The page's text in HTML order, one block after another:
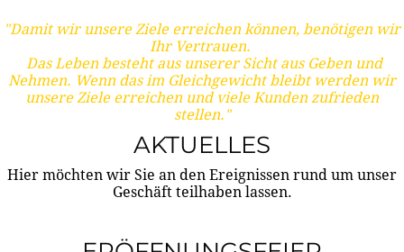
"Damit wir unsere Ziele erreichen können, benötigen wir
Ihr Vertrauen.
Das Leben besteht aus unserer Sicht aus Geben und
Nehmen. Wenn das im Gleichgewicht bleibt werden wir
unsere Ziele erreichen und viele Kunden zufrieden
stellen."
AKTUELLES
Hier möchten wir Sie an den Ereignissen rund um unser
Geschäft teilhaben lassen.